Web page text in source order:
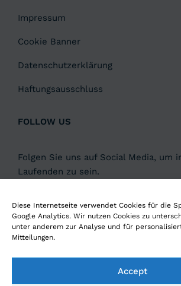
Diese Internetseite verwendet Cookies für die
Google Analytics. Wir nutzen Cookies zu
unter anderem zur Analyse und für
Mitteilungen.
Accept
Impressum
Cookie Banner
Datenschutzerklärung
Haftungsausschluss
FOLLOW US
Folgen Sie uns auf Social Media, um
Laufenden zu sein.
Hören Sie unseren Podcast